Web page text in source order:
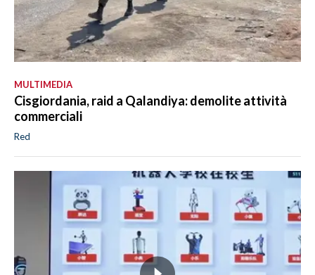
MULTIMEDIA
Cisgiordania, raid a Qalandiya: demolite attività
commerciali
Red